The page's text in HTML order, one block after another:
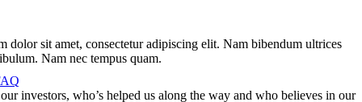
dolor sit amet, consectetur adipiscing elit. Nam bibendum ultrices
Nam nec tempus quam.
investors, who’s helped us along the way and who believes in our